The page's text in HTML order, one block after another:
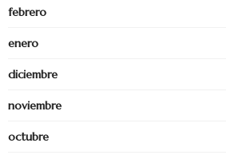
febrero
enero
diciembre
noviembre
octubre